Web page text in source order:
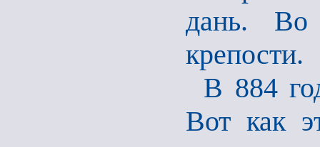
дань. Во
крепости.
В 884
Вот как